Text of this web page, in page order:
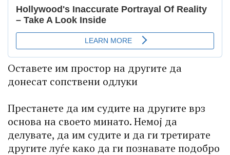
Оставете им простор на другите да
донесат сопствени одлуки
Престанете да им судите на другите врз
основа на своето минато. Немој да
делувате, да им судите и да ги третирате
другите луѓе како да ги познавате подобро